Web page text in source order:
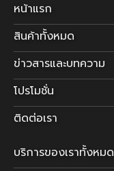
หน้าแรก
สินค้าทั้งหมด
ข่าวสารและบทความ
โปรโมชั่น
ติดต่อเรา
บริการของเราทั้งหมด